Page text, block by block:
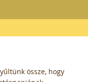
össze, hogy